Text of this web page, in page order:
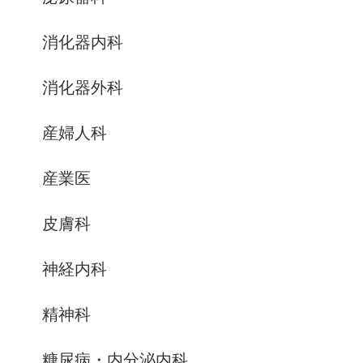
消化器内科
消化器外科
産婦人科
産業医
皮膚科
神経内科
精神科